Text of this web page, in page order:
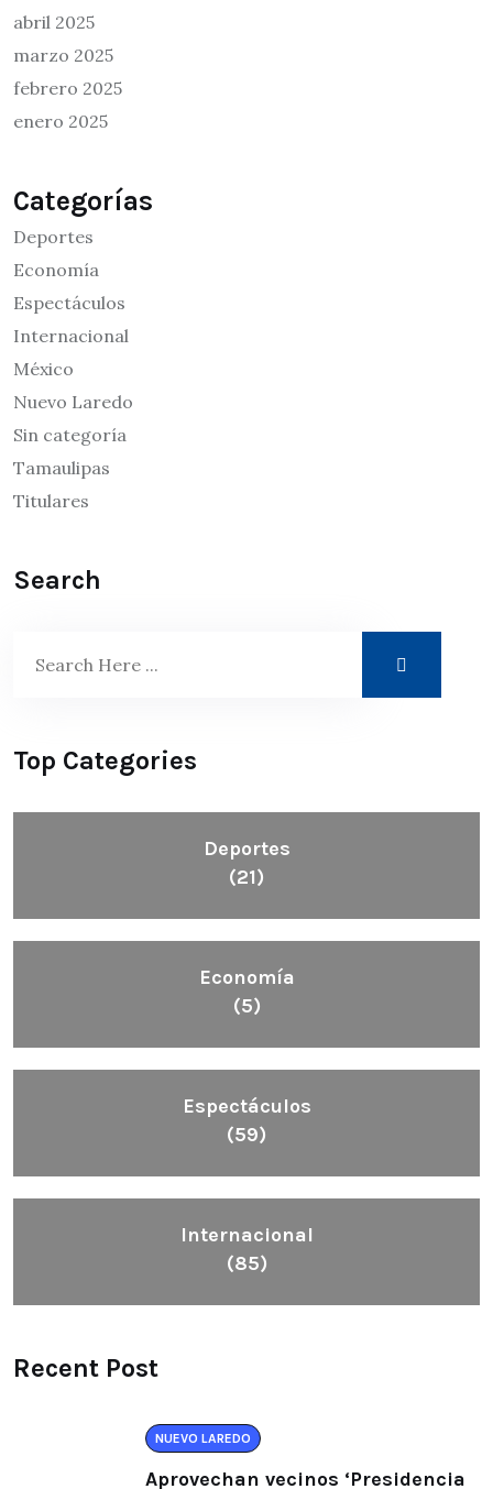
abril 2025
marzo 2025
febrero 2025
enero 2025
Categorías
Deportes
Economía
Espectáculos
Internacional
México
Nuevo Laredo
Sin categoría
Tamaulipas
Titulares
Search
Top Categories
Deportes
(21)
Economía
(5)
Espectáculos
(59)
Internacional
(85)
Recent Post
NUEVO LAREDO
Aprovechan vecinos ‘Presidencia